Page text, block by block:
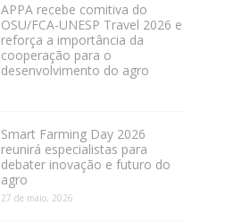
APPA recebe comitiva do
OSU/FCA-UNESP Travel 2026 e
reforça a importância da
cooperação para o
desenvolvimento do agro
Smart Farming Day 2026
reunirá especialistas para
debater inovação e futuro do
agro
27 de maio, 2026